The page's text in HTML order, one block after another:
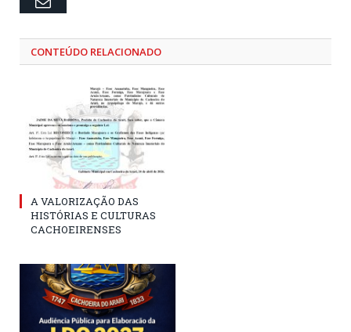
CONTEÚDO RELACIONADO
A VALORIZAÇÃO DAS
HISTÓRIAS E CULTURAS
CACHOEIRENSES